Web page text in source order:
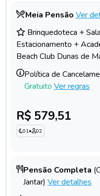
Meia Pensão Ver
Brinquedoteca +
Estacionamento +
Beach Club Dunas de
Política de
Gratuito Ver regras
R$ 579,51
01• 02
Pensão Completa
Jantar) Ver detalhes